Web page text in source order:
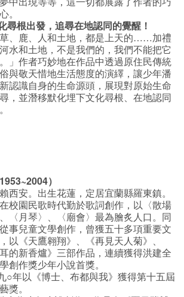
。
尋根出發，追尋在地認同的覺醒！
草、鹿、人和土地，都是上天的……加禮
水和土地，不是我們的，我們不能把它
」作者巧妙地在作品中透過原住民傳統
與敬天惜地生活態度的演繹，讓少年潘
認識自身的生命源頭，展現對原始生命
，並潛移默化埋下文化尋根、在地認同
）
西安。出生花蓮，定居宜蘭縣羅東鎮。
校園民歌時代勤於歌詞創作，以〈散場
〈月琴〉、〈廟會〉最為膾炙人口。同
事兒童文學創作，曾獲五十多項重要文
以《天鷹翱翔》、《再見天人菊》、
耳的新香爐》三部作品，連續獲得洪建全
創作獎少年小說首獎。
○年以《博士、布都與我》獲得第十五屆
獎。